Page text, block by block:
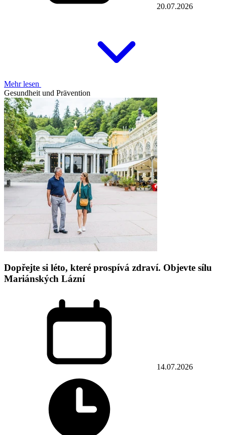
20.07.2026
Mehr lesen
Gesundheit und Prävention
Dopřejte si léto, které prospívá zdraví. Objevte sílu
Mariánských Lázní
14.07.2026